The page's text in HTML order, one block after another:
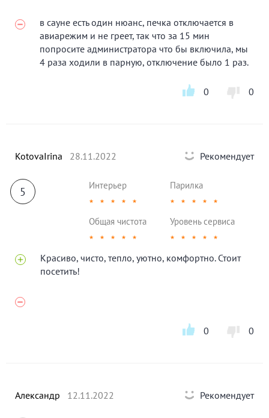
— 2400 руб., сутки — 2700 руб. цена за дополнительный
час — 500 руб.
Номер «Люкс»
Стоимость: 3 часа — 1600 руб. 12 часов —
2600 руб., сутки — 3200 руб.цена за дополнительный
Мы рады приветствовать вас у нас. Нам очень приятно,
в сауне есть один нюанс, печка отключается в
авиарежим и не греет, так что за 15 мин
попросите администратора что бы включила, мы
4 раза ходили в парную, отключение было 1 раз.
0 0
KotovaIrina 28.11.2022 Рекомендует
5 Интерьер
★ ★ ★ ★ ★
Парилка
★ ★ ★ ★ ★
Общая чистота
★ ★ ★ ★ ★
Уровень сервиса
★ ★ ★ ★ ★
Красиво, чисто, тепло, уютно, комфортно. Стоит
посетить!
0 0
Александр 12.11.2022 Рекомендует